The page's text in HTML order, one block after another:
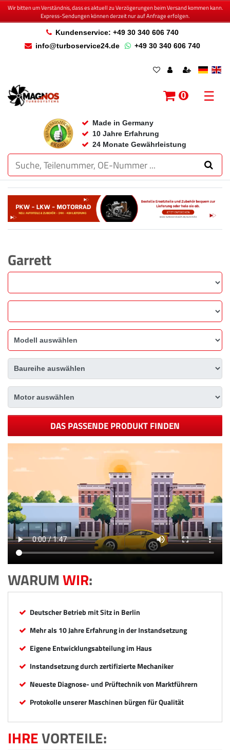
Wir bitten um Verständnis, dass es aktuell zu Verzögerungen beim Versand kommen kann.
Express-Sendungen können derzeit nur auf Anfrage erfolgen.
Kundenservice: +49 30 340 606 740
info@turboservice24.de
+49 30 340 606 740
Made in Germany
10 Jahre Erfahrung
24 Monate Gewährleistung
0 ☰
Garrett
DAS PASSENDE PRODUKT FINDEN
WARUMWIR:
Deutscher Betrieb mit Sitz in Berlin
Mehr als 10 Jahre Erfahrung in der Instandsetzung
Eigene Entwicklungsabteilung im Haus
Instandsetzung durch zertifizierte Mechaniker
Neueste Diagnose- und Prüftechnik von Marktführern
Protokolle unserer Maschinen bürgen für Qualität
IHREVORTEILE: